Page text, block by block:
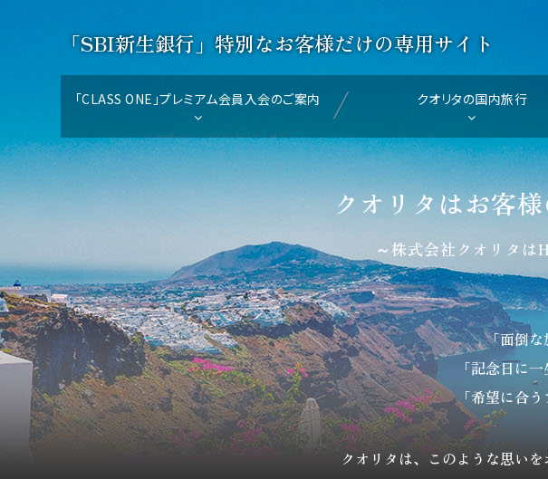
「SBI新生銀行」特別なお客様だけの専用サイト
「CLASS ONE」プレミアム会員入会のご案内 クオリタの国内旅行
クオリタはお客
～株式会社クオリタは
「面倒
「記念日に
「希望に合
クオリタは、このような思い